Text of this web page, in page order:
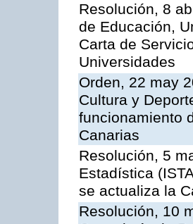
Resolución, 8
de Educación,
Carta de
Universidades
Orden, 22 may
Cultura y
funcionamiento
Canarias
Resolución, 5
Estadística
se actualiza la
Resolución, 10